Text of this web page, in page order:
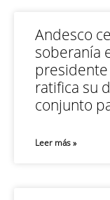
Andesco
soberanía
ratifica su
conjunto
Leer más »